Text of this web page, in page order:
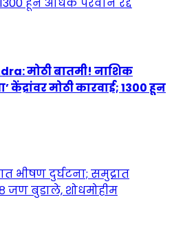
मोठी बातमी! नाशिक
केंद्रांवर मोठी कारवाई; 1300 हून